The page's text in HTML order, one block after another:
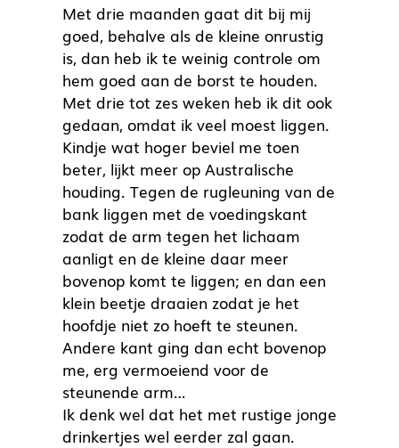
Met drie maanden gaat dit bij mij
goed, behalve als de kleine onrustig
is, dan heb ik te weinig controle om
hem goed aan de borst te houden.
Met drie tot zes weken heb ik dit ook
gedaan, omdat ik veel moest liggen.
Kindje wat hoger beviel me toen
beter, lijkt meer op Australische
houding. Tegen de rugleuning van de
bank liggen met de voedingskant
zodat de arm tegen het lichaam
aanligt en de kleine daar meer
bovenop komt te liggen; en dan een
klein beetje draaien zodat je het
hoofdje niet zo hoeft te steunen.
Andere kant ging dan echt bovenop
me, erg vermoeiend voor de
steunende arm…
Ik denk wel dat het met rustige jonge
drinkertjes wel eerder zal gaan.